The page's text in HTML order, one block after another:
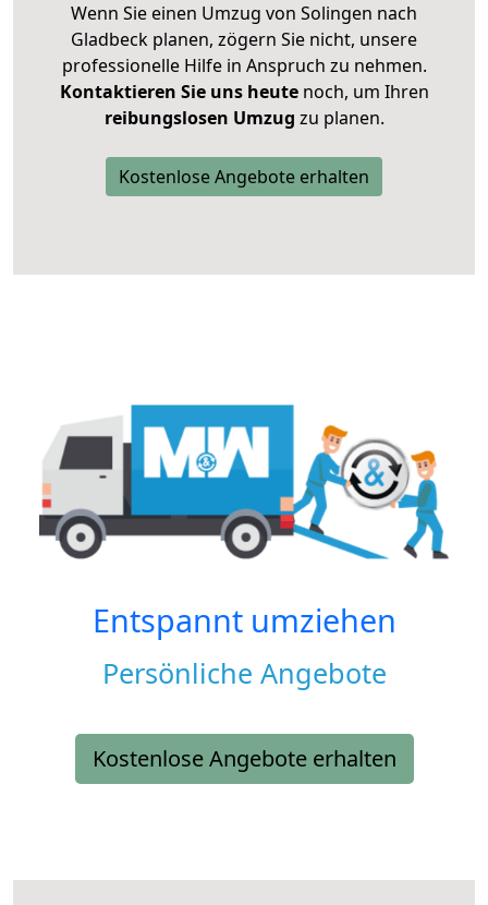
Wenn Sie einen Umzug von Solingen nach
Gladbeck planen, zögern Sie nicht, unsere
professionelle Hilfe in Anspruch zu nehmen.
Kontaktieren Sie uns heutenoch, um Ihren
reibungslosen Umzug zu planen.
Kostenlose Angebote erhalten
Entspannt umziehen
Persönliche Angebote
Kostenlose Angebote erhalten